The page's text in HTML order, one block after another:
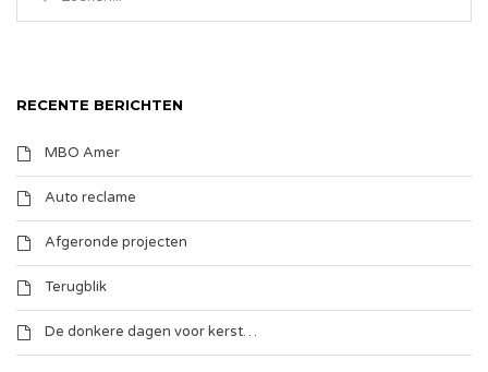
RECENTE BERICHTEN
MBO Amer
Auto reclame
Afgeronde projecten
Terugblik
De donkere dagen voor kerst…